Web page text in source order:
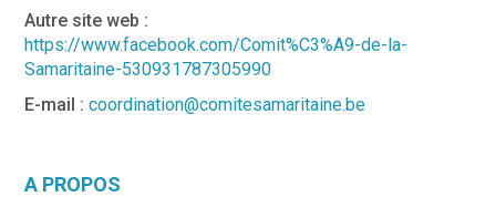
Autre site web :
https://www.facebook.com/Comit%C3%A9-de-la-
Samaritaine-530931787305990
E-mail : coordination@comitesamaritaine.be
A PROPOS